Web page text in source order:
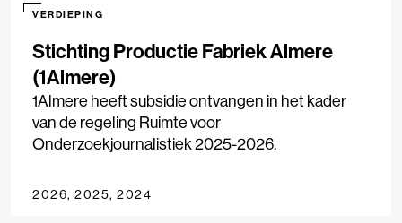
Stichting Productie Fabriek Almere
(1Almere)
VERDIEPING
1Almere heeft subsidie ontvangen in het kader
van de regeling Ruimte voor
Onderzoekjournalistiek 2025-2026.
2026, 2025, 2024